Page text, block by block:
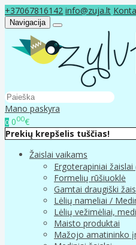
+37067816142 info@zuja.lt
Navigacija
Mano paskyra
0 000€
Prekių krepšelis tuščias!
Žaislai vaikams
Ergoterapiniai žaislai
Formelių rūšiuoklė
Gamtai draugiški
Lėlių nameliai /
Lėlių vežimėliai,
Maisto produktai
Mažojo amatininko